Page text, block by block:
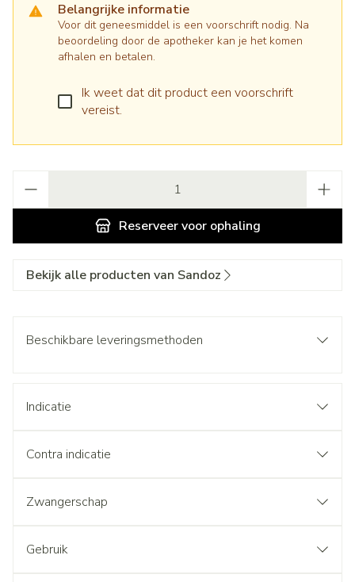
Belangrijke informatie
Voor dit geneesmiddel is een voorschrift nodig. Na
beoordeling door de apotheker kan je het komen
afhalen en betalen.
Ik weet dat dit product een voorschrift
vereist.
Reserveervoor ophaling
Bekijk alle producten van Sandoz
Beschikbare leveringsmethoden
Indicatie
Contra indicatie
Zwangerschap
Gebruik